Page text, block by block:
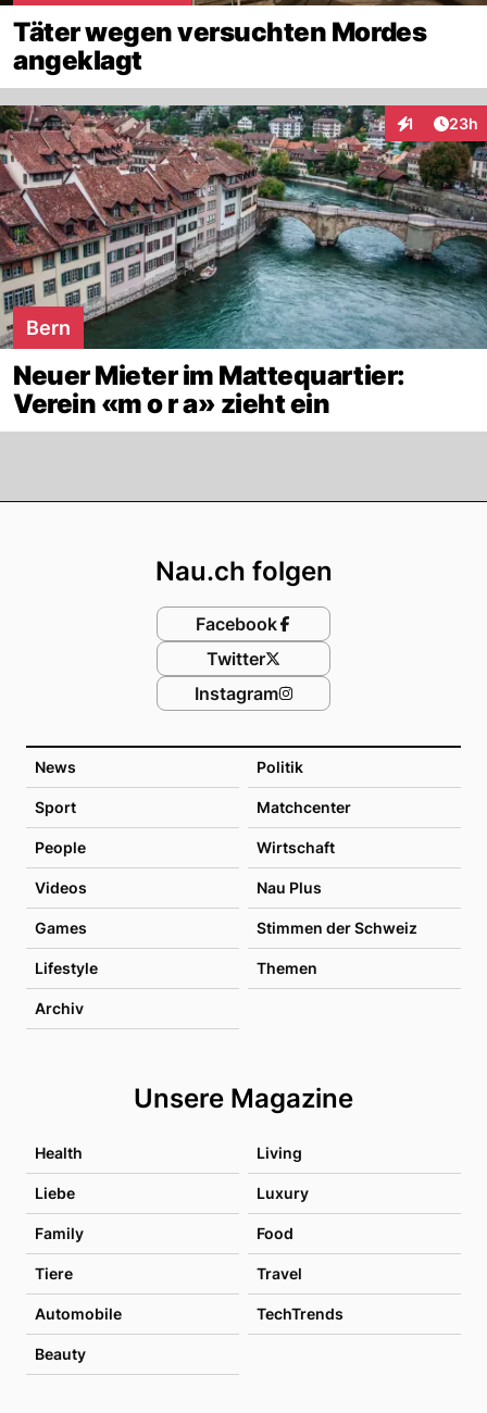
Täter wegen versuchten Mordes
angeklagt
1
Interaktionen
23h
Bern
Neuer Mieter im Mattequartier:
Verein «m o r a» zieht ein
News Politik
Sport Matchcenter
People Wirtschaft
Videos Nau Plus
Games Stimmen der Schweiz
Lifestyle Themen
Archiv
Unsere Magazine
Health Living
Liebe Luxury
Family Food
Tiere Travel
Automobile TechTrends
Beauty
Nau.ch folgen
Facebook
Twitter
Instagram